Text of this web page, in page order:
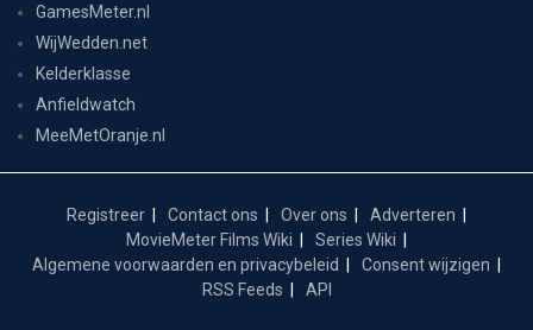
GamesMeter.nl
WijWedden.net
Kelderklasse
Anfieldwatch
MeeMetOranje.nl
Registreer Contact ons Over ons
Adverteren
MovieMeter Films Wiki
Series Wiki
Algemene voorwaarden en privacybeleid
Consent wijzigen
RSS Feeds
API